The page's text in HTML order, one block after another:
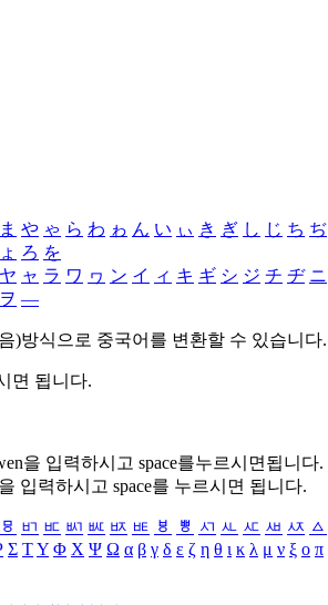
ま や ゃ ら わ ゎ ん い ぃ き ぎ し じ ち ぢ
ょ ろ を
ヤ ャ ラ ワ ヮ ン イ ィ キ ギ シ ジ チ ヂ ニ
ヲ ―
)방식으로 중국어를 변환할 수 있습니다.
면 됩니다.
을 입력하시고 space를누르시면됩니다.
을 입력하시고 space를 누르시면 됩니다.
ㅱ ㅲ ㅳ ㅴ ㅵ ㅶ ㅷ ㅸ ㅹ ㅺ ㅻ ㅼ ㅽ ㅾ ㅿ
Σ ΤΥ Φ Χ Ψ Ω α β γ δ ε ζ η θ ι κ λ μ ν ξ ο π